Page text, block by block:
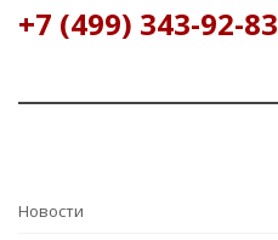
+7 (499) 343-92-83
Hовости